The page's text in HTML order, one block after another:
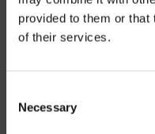
provided to them or that
of their services.
Selection
Necessary